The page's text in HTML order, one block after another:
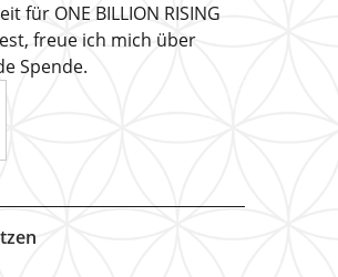
für ONE BILLION RISING
freue ich mich über
Spende.